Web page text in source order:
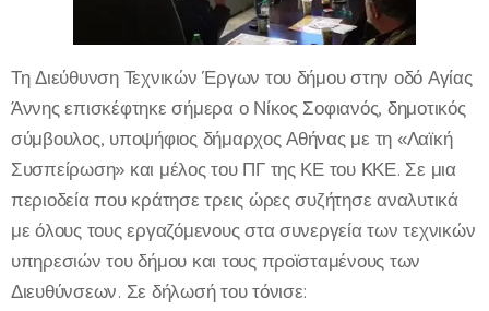
Τη Διεύθυνση Τεχνικών Έργων του δήμου στην οδό Αγίας
Άννης επισκέφτηκε σήμερα ο Νίκος Σοφιανός, δημοτικός
σύμβουλος, υποψήφιος δήμαρχος Αθήνας με τη «Λαϊκή
Συσπείρωση» και μέλος του ΠΓ της ΚΕ του ΚΚΕ. Σε μια
περιοδεία που κράτησε τρεις ώρες συζήτησε αναλυτικά
με όλους τους εργαζόμενους στα συνεργεία των τεχνικών
υπηρεσιών του δήμου και τους προϊσταμένους των
Διευθύνσεων. Σε δήλωσή του τόνισε: